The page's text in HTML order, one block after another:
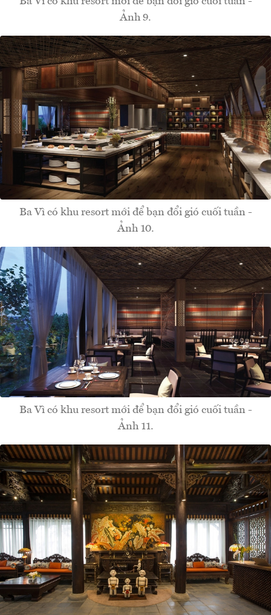
Ảnh 9.
Ba Vì có khu resort mới để bạn đổi gió cuối tuần -
Ảnh 10.
Ba Vì có khu resort mới để bạn đổi gió cuối tuần -
Ảnh 11.